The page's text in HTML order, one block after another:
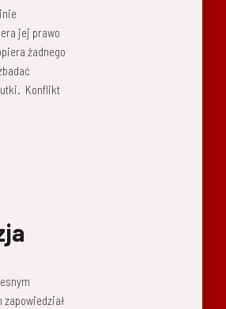
jej prawo
żadnego
Konflikt